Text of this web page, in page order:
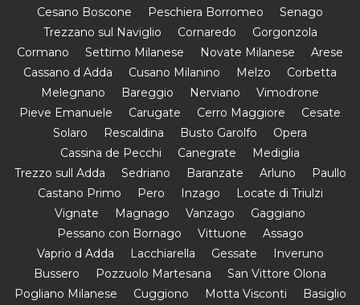
Cesano Boscone
Peschiera Borromeo
Senago
Trezzano sul Naviglio
Cornaredo
Gorgonzola
Cormano
Settimo Milanese Novate Milanese
Arese
Cassano d Adda
Cusano Milanino Melzo
Corbetta
Melegnano
Bareggio Nerviano
Vimodrone
Pieve Emanuele
Carugate Cerro Maggiore
Cesate
Solaro
Rescaldina Busto Garolfo
Opera
Cassina de Pecchi
Canegrate
Mediglia
Trezzo sull Adda
Sedriano Baranzate Arluno
Paullo
Castano Primo
Pero Inzago
Locate di Triulzi
Vignate
Magnago Vanzago
Gaggiano
Pessano con Bornago
Vittuone
Assago
Vaprio d Adda
Lacchiarella Gessate
Inveruno
Bussero
Pozzuolo Martesana
San Vittore Olona
Pogliano Milanese
Cuggiono Motta Visconti
Basiglio